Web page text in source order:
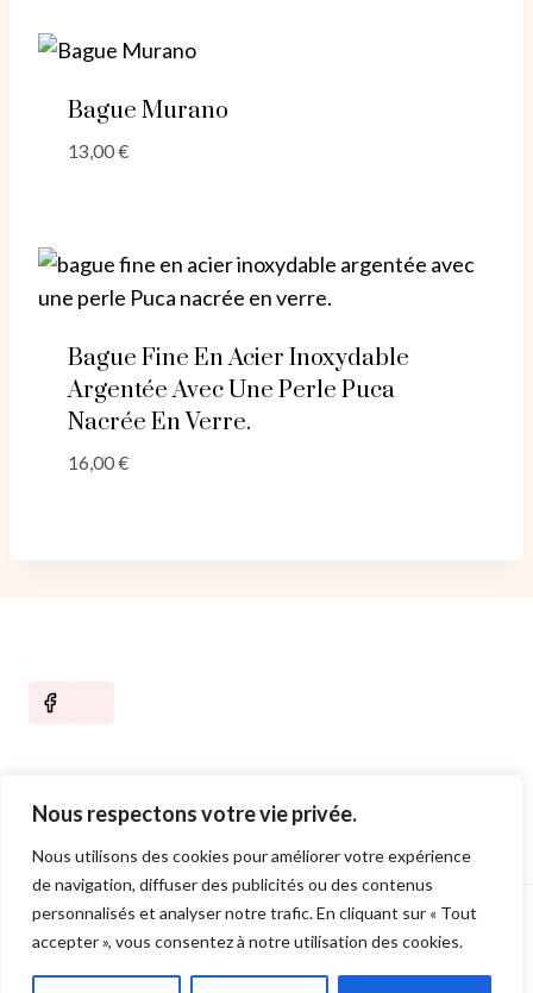
Nous respectons votre vie privée.
Nous utilisons des cookies pour améliorer votre expérience
de navigation, diffuser des publicités ou des contenus
personnalisés et analyser notre trafic. En cliquant sur « Tout
accepter », vous consentez à notre utilisation des cookies.
Bague Murano
13,00€
Bague Fine En Acier Inoxydable
Argentée Avec Une Perle Puca
Nacrée En Verre.
16,00€
© 2026 Bijoux Payan - Thème WordPress par